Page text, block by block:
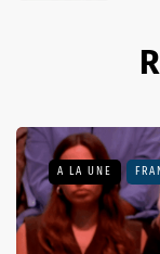
A LA UNE